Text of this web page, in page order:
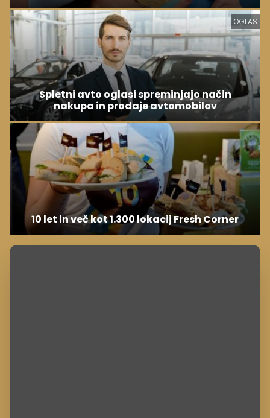
OGLAS
Spletni avto oglasi spreminjajo način
nakupa in prodaje avtomobilov
10 let in več kot 1.300 lokacij Fresh Corner